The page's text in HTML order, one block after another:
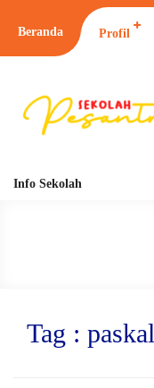
Beranda Profil
Info Sekolah
Tag :